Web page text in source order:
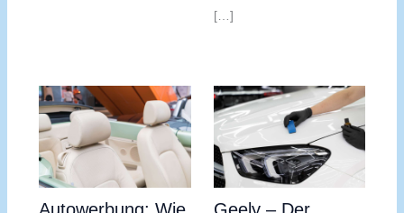
[…]
Autowerbung: Wie
Geely – Der